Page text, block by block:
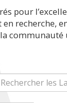
pour
recherche,
communauté